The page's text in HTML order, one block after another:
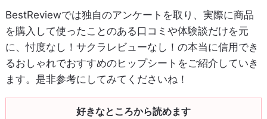
BestReviewでは独自のアンケートを取り、実際に商品
を購入して使ったことのある口コミや体験談だけを元
に、忖度なし！サクラレビューなし！の本当に信用でき
るおしゃれでおすすめのヒップシートをご紹介していき
ます。是非参考にしてみてくださいね！
好きなところから読めます